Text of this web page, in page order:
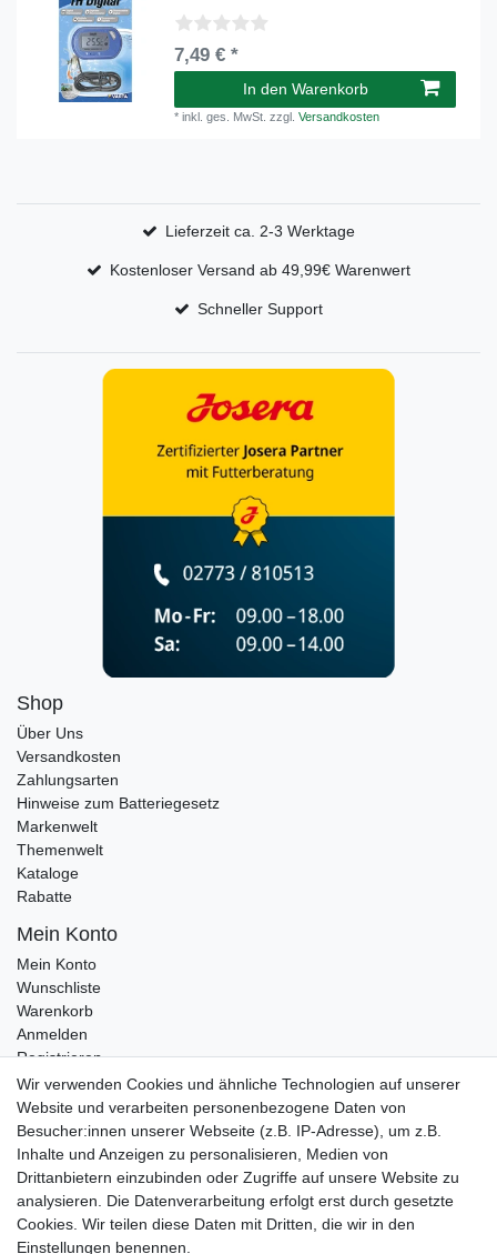
7,49 € *
In den Warenkorb
*inkl. ges. MwSt. zzgl.Versandkosten
Lieferzeit ca. 2-3 Werktage
Kostenloser Versand ab 49,99€ Warenwert
Schneller Support
Shop
Über Uns
Versandkosten
Zahlungsarten
Hinweise zum Batteriegesetz
Markenwelt
Themenwelt
Kataloge
Rabatte
Mein Konto
Mein Konto
Wunschliste
Warenkorb
Anmelden
Registrieren
Kontakt
Newsletter Anmeldung
Newsletter Abmeldung
Wir verwenden Cookies und ähnliche Technologien auf unserer
Website und verarbeiten personenbezogene Daten von
Besucher:innen unserer Webseite (z.B. IP-Adresse), um z.B.
Inhalte und Anzeigen zu personalisieren, Medien von
Drittanbietern einzubinden oder Zugriffe auf unsere Website zu
analysieren. Die Datenverarbeitung erfolgt erst durch gesetzte
Cookies. Wir teilen diese Daten mit Dritten, die wir in den
Einstellungen benennen.